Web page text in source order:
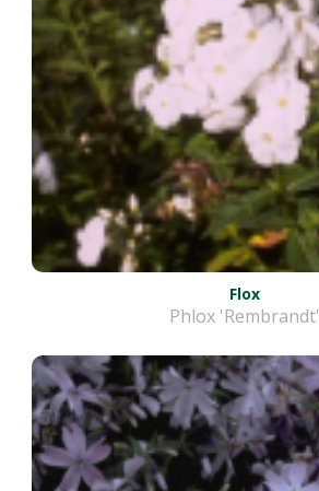
Flox
Phlox 'Rembrandt'